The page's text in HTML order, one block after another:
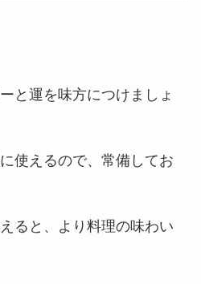
と運を味方につけましょ
使えるので、常備してお
ると、より料理の味わい